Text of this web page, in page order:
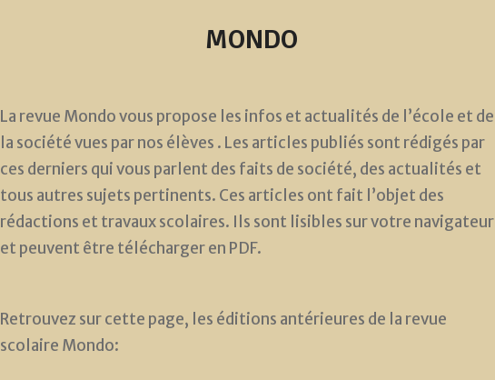
MONDO
La revue Mondo vous propose les infos et actualités de l’école et de
la société vues par nos élèves . Les articles publiés sont rédigés par
ces derniers qui vous parlent des faits de société, des actualités et
tous autres sujets pertinents. Ces articles ont fait l’objet des
rédactions et travaux scolaires. Ils sont lisibles sur votre navigateur
et peuvent être télécharger en PDF.
Retrouvez sur cette page, les éditions antérieures de la revue
scolaire Mondo: